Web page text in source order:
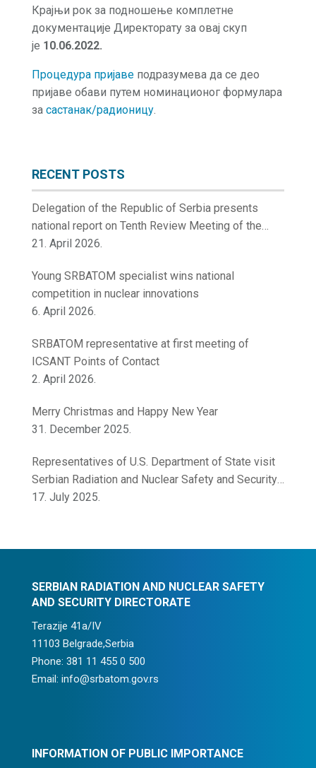
Крајњи рок за подношење комплетне
документације Директорату за овај скуп
је 10.06.2022.
Процедура пријавеподразумева да се део
пријаве обави путем номинационог формулара
за састанак/радионицу.
RECENT POSTS
Delegation of the Republic of Serbia presents
national report on Tenth Review Meeting of the
Contracting Parties to the Convention on Nuclear
21. April 2026.
Young SRBATOM specialist wins national
competition in nuclear innovations
6. April 2026.
SRBATOM representative at first meeting of
ICSANT Points of Contact
2. April 2026.
Merry Christmas and Happy New Year
31. December 2025.
Representatives of U.S. Department of State visit
Serbian Radiation and Nuclear Safety and Security
Directorate
17. July 2025.
SERBIAN RADIATION AND NUCLEAR SAFETY
AND SECURITY DIRECTORATE
Terazije 41a/IV
11103 Belgrade,Serbia
Phone: 381 11 455 0 500
Email: info@srbatom.gov.rs
INFORMATION OF PUBLIC IMPORTANCE